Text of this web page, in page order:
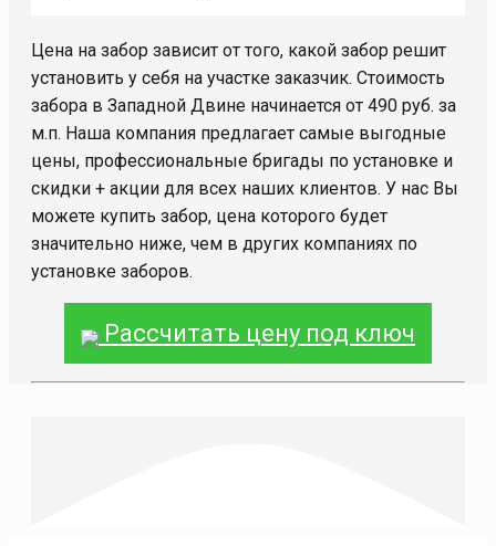
Цена на забор зависит от того, какой забор решит
установить у себя на участке заказчик. Стоимость
забора в Западной Двине начинается от 490 руб. за
м.п. Наша компания предлагает самые выгодные
цены, профессиональные бригады по установке и
скидки + акции для всех наших клиентов. У нас Вы
можете купить забор, цена которого будет
значительно ниже, чем в других компаниях по
установке заборов.
Рассчитать цену под ключ